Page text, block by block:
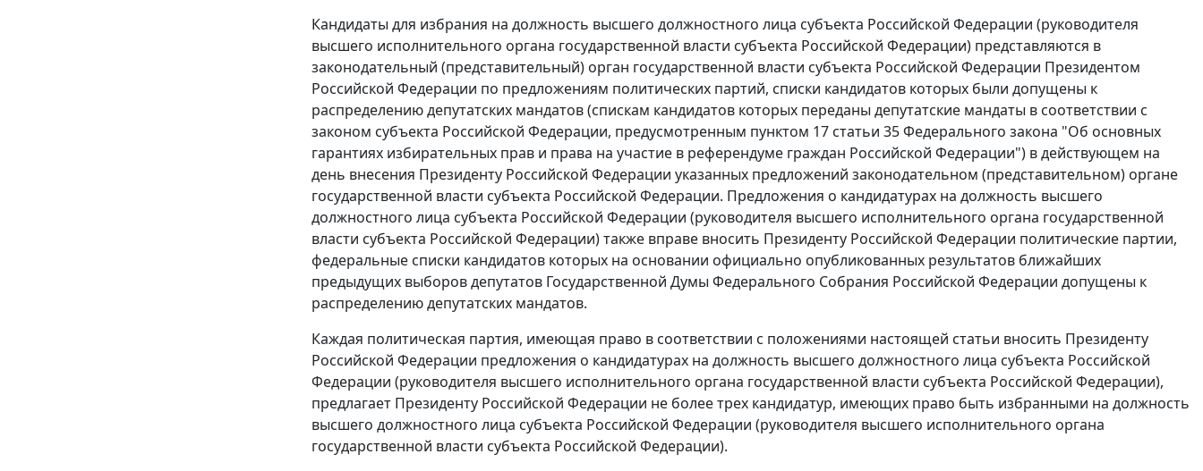
Кандидаты для избрания на должность высшего должностного лица субъекта Российской Федерации (руководителя
высшего исполнительного органа государственной власти субъекта Российской Федерации) представляются в
законодательный (представительный) орган государственной власти субъекта Российской Федерации Президентом
Российской Федерации по предложениям политических партий, списки кандидатов которых были допущены к
распределению депутатских мандатов (спискам кандидатов которых переданы депутатские мандаты в соответствии с
законом субъекта Российской Федерации, предусмотренным пунктом 17 статьи 35 Федерального закона "Об основных
гарантиях избирательных прав и права на участие в референдуме граждан Российской Федерации") в действующем на
день внесения Президенту Российской Федерации указанных предложений законодательном (представительном) органе
государственной власти субъекта Российской Федерации. Предложения о кандидатурах на должность высшего
должностного лица субъекта Российской Федерации (руководителя высшего исполнительного органа государственной
власти субъекта Российской Федерации) также вправе вносить Президенту Российской Федерации политические партии,
федеральные списки кандидатов которых на основании официально опубликованных результатов ближайших
предыдущих выборов депутатов Государственной Думы Федерального Собрания Российской Федерации допущены к
распределению депутатских мандатов.
Каждая политическая партия, имеющая право в соответствии с положениями настоящей статьи вносить Президенту
Российской Федерации предложения о кандидатурах на должность высшего должностного лица субъекта Российской
Федерации (руководителя высшего исполнительного органа государственной власти субъекта Российской Федерации),
предлагает Президенту Российской Федерации не более трех кандидатур, имеющих право быть избранными на должность
высшего должностного лица субъекта Российской Федерации (руководителя высшего исполнительного органа
государственной власти субъекта Российской Федерации).